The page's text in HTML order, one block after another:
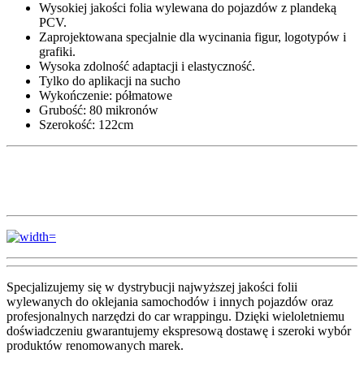
Wysokiej jakości folia wylewana do pojazdów z plandeką
PCV.
Zaprojektowana specjalnie dla wycinania figur, logotypów i
grafiki.
Wysoka zdolność adaptacji i elastyczność.
Tylko do aplikacji na sucho
Wykończenie: półmatowe
Grubość: 80 mikronów
Szerokość: 122cm
Specjalizujemy się w dystrybucji najwyższej jakości folii
wylewanych do oklejania samochodów i innych pojazdów oraz
profesjonalnych narzędzi do car wrappingu. Dzięki wieloletniemu
doświadczeniu gwarantujemy ekspresową dostawę i szeroki wybór
produktów renomowanych marek.